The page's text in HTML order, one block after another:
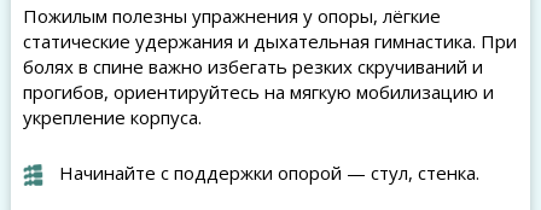
Пожилым полезны упражнения у опоры, лёгкие
статические удержания и дыхательная гимнастика. При
болях в спине важно избегать резких скручиваний и
прогибов, ориентируйтесь на мягкую мобилизацию и
укрепление корпуса.
Начинайте с поддержки опорой — стул, стенка.